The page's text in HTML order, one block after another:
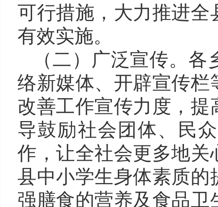
可行措施，大力推进
有效实施。
（二 ） 广泛宣传。 各
络新媒体、开辟宣传
改善工作宣传力度，
导鼓励社会团体、民
作，让全社会更多地
县中小学生身体素质
强膳食的营养及食品